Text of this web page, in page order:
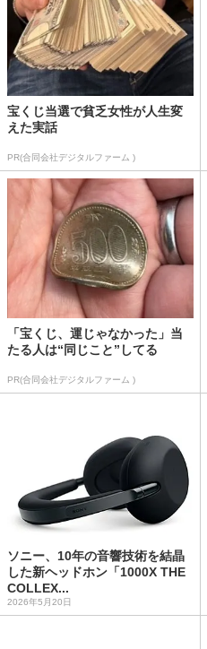
宝くじ当選で貧乏女性が人生変
えた実話
PR(合同会社デジタルファーム )
「宝くじ、運じゃなかった」当
たる人は“同じこと”してる
PR(合同会社デジタルファーム )
ソニー、10年の音響技術を結晶
した新ヘッドホン「1000X THE
COLLEX...
2026年5月20日